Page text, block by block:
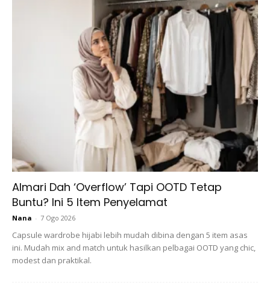
6.Duit gaji bibik jaga anak
7.Duit holiday dengan anak
Ads
Tak termasuk duit belanja kahwin anak (kalau ada jodoh)
Almari Dah ‘Overflow’ Tapi OOTD Tetap
Buntu? Ini 5 Item Penyelamat
Nana - 7 Ogo 2026
Capsule wardrobe hijabi lebih mudah dibina dengan 5 item asas
ini. Mudah mix and match untuk hasilkan pelbagai OOTD yang chic,
modest dan praktikal.